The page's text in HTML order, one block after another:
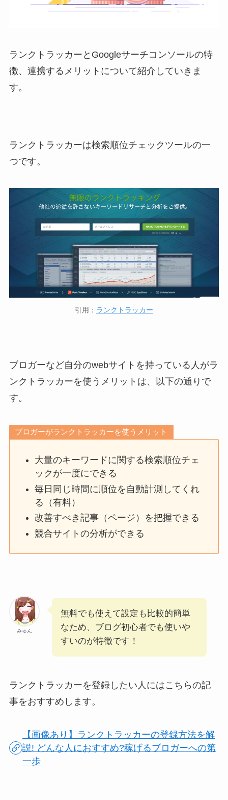
ランクトラッカーとGoogleサーチコンソールの特
徴、連携するメリットについて紹介していきま
す。
ランクトラッカーは検索順位チェックツールの一
つです。
引用： ランクトラッカー
ブロガーなど自分のwebサイトを持っている人がラ
ンクトラッカーを使うメリットは、以下の通りで
す。
ブロガーがランクトラッカーを使うメリット
大量のキーワードに関する検索順位チェ
ックが一度にできる
毎日同じ時間に順位を自動計測してくれ
る（有料）
改善すべき記事（ページ）を把握できる
競合サイトの分析ができる
みゅん
無料でも使えて設定も比較的簡単
なため、ブログ初心者でも使いや
すいのが特徴です！
ランクトラッカーを登録したい人にはこちらの記
事をおすすめします。
【画像あり】ランクトラッカーの登録方法を解
説! どんな人におすすめ?稼げるブロガーへの第
一歩